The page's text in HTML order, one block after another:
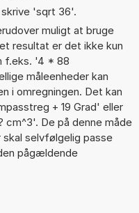
'sqrt 36'.
muligt at bruge
resultat er det ikke kun
f.eks. '4 * 88
måleenheder kan
i omregningen. Det kan
+ 19 Grad' eller
De på denne måde
selvfølgelig passe
pågældende